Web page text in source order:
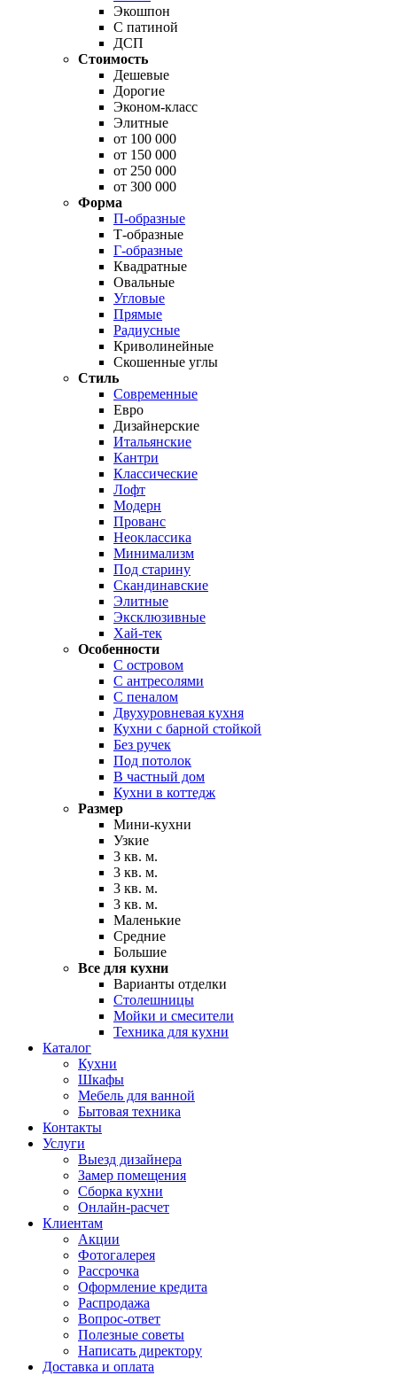
Экошпон
С патиной
ДСП
Стоимость
Дешевые
Дорогие
Эконом-класс
Элитные
от 100 000
от 150 000
от 250 000
от 300 000
Форма
П-образные
Т-образные
Г-образные
Квадратные
Овальные
Угловые
Прямые
Радиусные
Криволинейные
Скошенные углы
Стиль
Современные
Евро
Дизайнерские
Итальянские
Кантри
Классические
Лофт
Модерн
Прованс
Неоклассика
Минимализм
Под старину
Скандинавские
Элитные
Эксклюзивные
Хай-тек
Особенности
С островом
С антресолями
С пеналом
Двухуровневая кухня
Кухни с барной стойкой
Без ручек
Под потолок
В частный дом
Кухни в коттедж
Размер
Мини-кухни
Узкие
3 кв. м.
3 кв. м.
3 кв. м.
3 кв. м.
Маленькие
Средние
Большие
Все для кухни
Варианты отделки
Столешницы
Мойки и смесители
Техника для кухни
Каталог
Кухни
Шкафы
Мебель для ванной
Бытовая техника
Контакты
Услуги
Выезд дизайнера
Замер помещения
Сборка кухни
Онлайн-расчет
Клиентам
Акции
Фотогалерея
Рассрочка
Оформление кредита
Распродажа
Вопрос-ответ
Полезные советы
Написать директору
Доставка и оплата